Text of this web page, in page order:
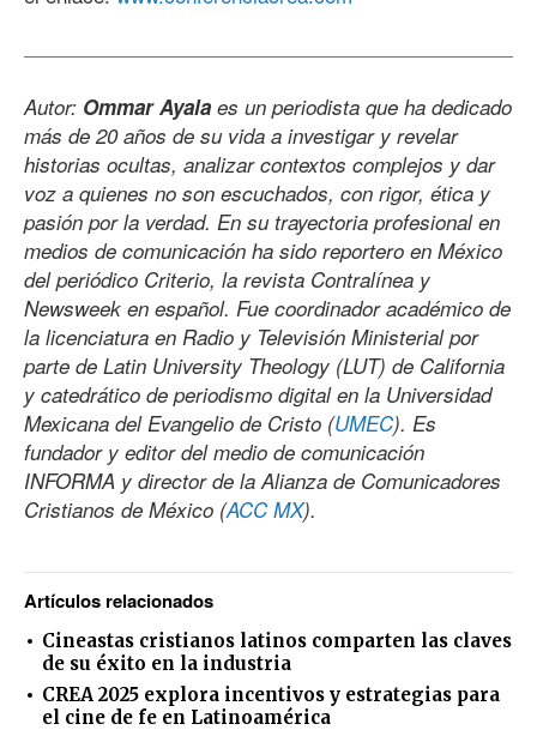
Autor: Ommar Ayala es un periodista que ha dedicado
más de 20 años de su vida a investigar y revelar
historias ocultas, analizar contextos complejos y dar
voz a quienes no son escuchados, con rigor, ética y
pasión por la verdad. En su trayectoria profesional en
medios de comunicación ha sido reportero en México
del periódico Criterio, la revista Contralínea y
Newsweek en español. Fue coordinador académico de
la licenciatura en Radio y Televisión Ministerial por
parte de Latin University Theology (LUT) de California
y catedrático de periodismo digital en la Universidad
Mexicana del Evangelio de Cristo (UMEC). Es
fundador y editor del medio de comunicación
INFORMA y director de la Alianza de Comunicadores
Cristianos de México (ACC MX).
Artículos relacionados
Cineastas cristianos latinos comparten las claves
de su éxito en la industria
CREA 2025 explora incentivos y estrategias para
el cine de fe en Latinoamérica